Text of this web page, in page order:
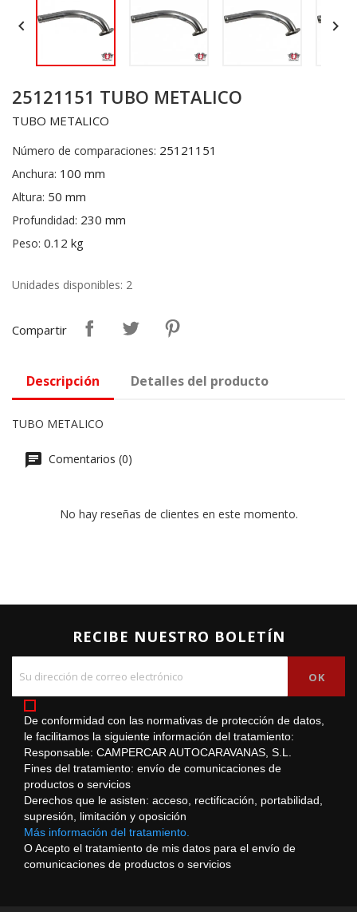
 
25121151 TUBO METALICO
TUBO METALICO
Número de comparaciones: 25121151
Anchura: 100 mm
Altura: 50 mm
Profundidad: 230 mm
Peso: 0.12 kg
Unidades disponibles: 2
Compartir
Descripción Detalles del producto
TUBO METALICO
Comentarios (0)
No hay reseñas de clientes en este momento.
RECIBE NUESTRO BOLETÍN
De conformidad con las normativas de protección de datos,
le facilitamos la siguiente información del tratamiento:
Responsable: CAMPERCAR AUTOCARAVANAS, S.L.
Fines del tratamiento: envío de comunicaciones de
productos o servicios
Derechos que le asisten: acceso, rectificación, portabilidad,
supresión, limitación y oposición
Más información del tratamiento.
O Acepto el tratamiento de mis datos para el envío de
comunicaciones de productos o servicios